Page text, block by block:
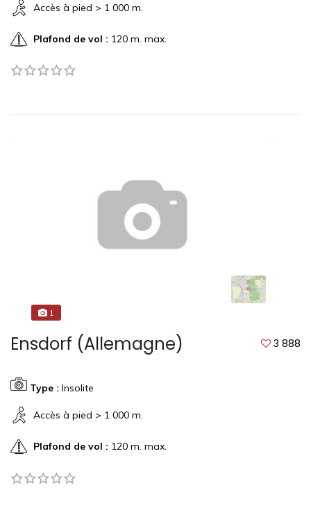
Accès à pied > 1 000 m.
Plafond de vol : 120 m. max.
1
Ensdorf (Allemagne) 3 888
Type : Insolite
Accès à pied > 1 000 m.
Plafond de vol : 120 m. max.